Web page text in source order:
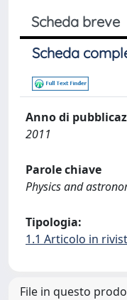
Scheda breve
Scheda
Anno di
2011
Parole chiave
Physics and
Tipologia:
1.1 Articolo in
File in questo